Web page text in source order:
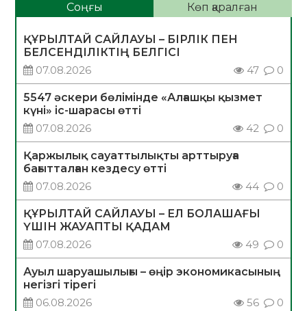
Соңғы Көп қаралған
ҚҰРЫЛТАЙ САЙЛАУЫ – БІРЛІК ПЕН
БЕЛСЕНДІЛІКТІҢ БЕЛГІСІ
07.08.2026
47 0
5547 әскери бөлімінде «Алғашқы қызмет
күні» іс-шарасы өтті
07.08.2026
42 0
Қаржылық сауаттылықты арттыруға
бағытталған кездесу өтті
07.08.2026
44 0
ҚҰРЫЛТАЙ САЙЛАУЫ – ЕЛ БОЛАШАҒЫ
ҮШІН ЖАУАПТЫ ҚАДАМ
07.08.2026
49 0
Ауыл шаруашылығы – өңір экономикасының
негізгі тірегі
06.08.2026
56 0